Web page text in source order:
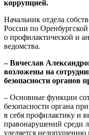
коррупцией.
Начальник отдела
России по
о профилактической и
ведомства.
– Вячеслав
возложены на
безопасности органов
– Основные функции
безопасности органа
в себя профилактику и
правонарушений среди
уделяется недопущению